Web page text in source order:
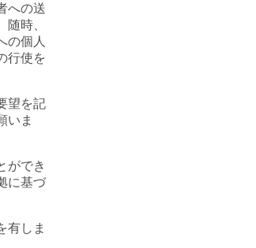
への送
時、
の個人
行使を
望を記
いま
ができ
に基づ
有しま